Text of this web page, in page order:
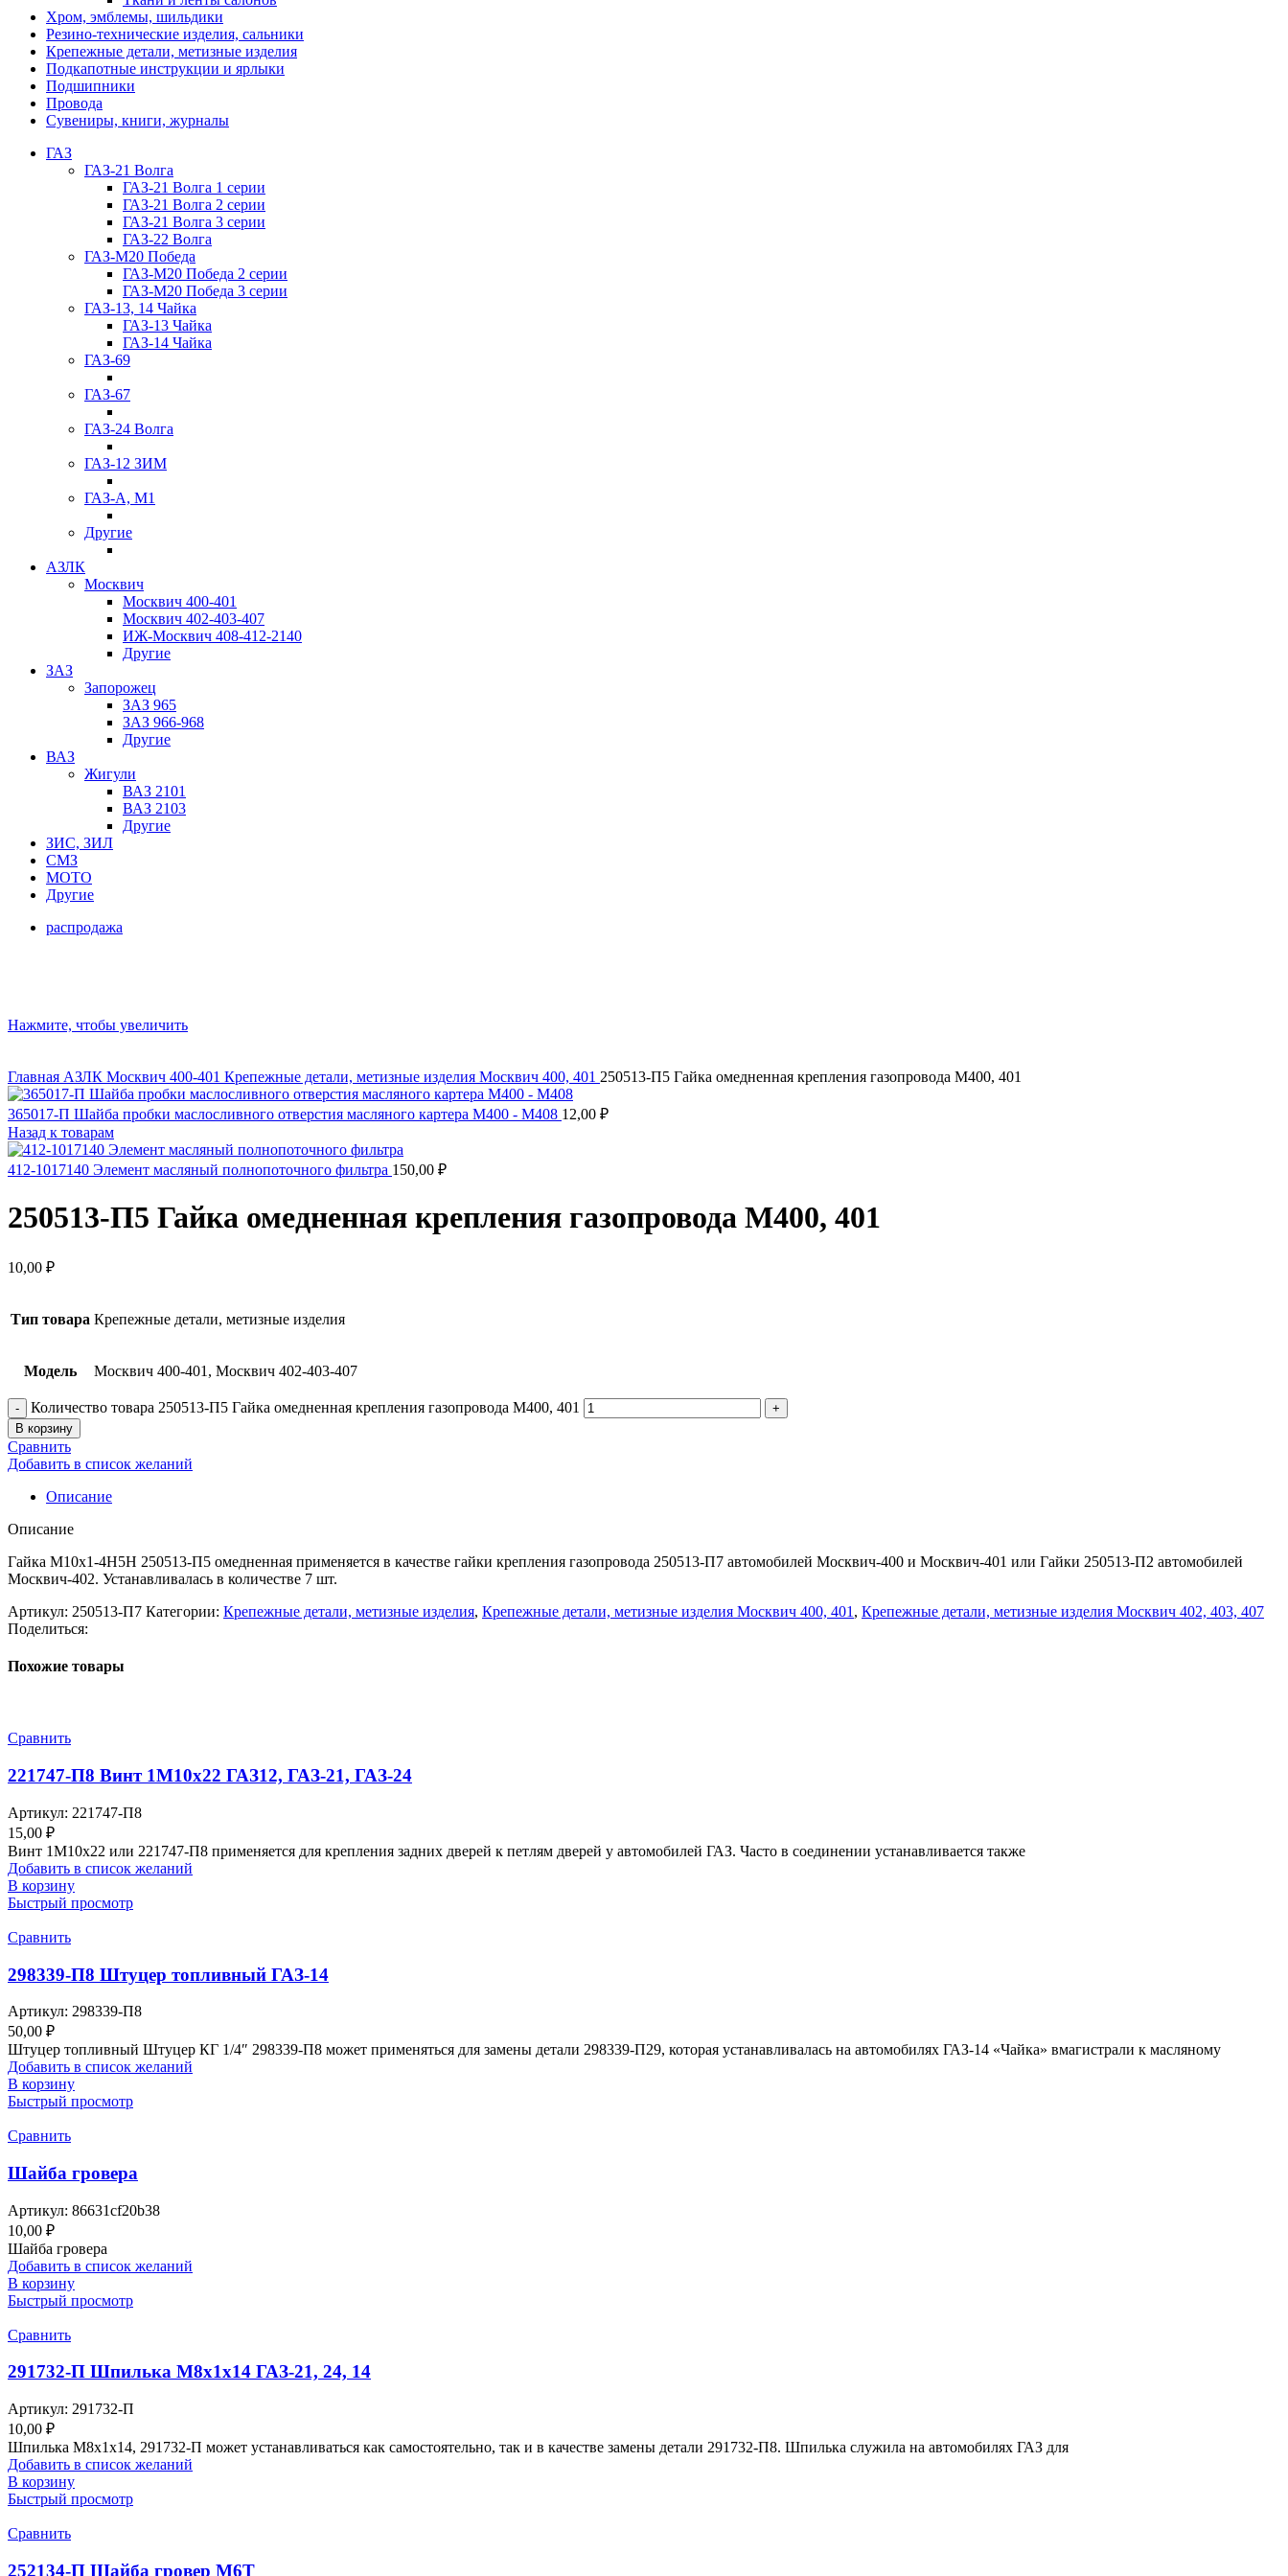
Хром, эмблемы, шильдики
Резино-технические изделия, сальники
Крепежные детали, метизные изделия
Подкапотные инструкции и ярлыки
Подшипники
Провода
Сувениры, книги, журналы
ГАЗ
ГАЗ-21 Волга
ГАЗ-21 Волга 1 серии
ГАЗ-21 Волга 2 серии
ГАЗ-21 Волга 3 серии
ГАЗ-22 Волга
ГАЗ-М20 Победа
ГАЗ-М20 Победа 2 серии
ГАЗ-М20 Победа 3 серии
ГАЗ-13, 14 Чайка
ГАЗ-13 Чайка
ГАЗ-14 Чайка
ГАЗ-69
ГАЗ-67
ГАЗ-24 Волга
ГАЗ-12 ЗИМ
ГАЗ-А, М1
Другие
АЗЛК
Москвич
Москвич 400-401
Москвич 402-403-407
ИЖ-Москвич 408-412-2140
Другие
ЗАЗ
Запорожец
ЗАЗ 965
ЗАЗ 966-968
Другие
ВАЗ
Жигули
ВАЗ 2101
ВАЗ 2103
Другие
ЗИС, ЗИЛ
СМЗ
МОТО
Другие
распродажа
Нажмите, чтобы увеличить
Главная АЗЛК Москвич 400-401 Крепежные детали, метизные изделия Москвич 400, 401 250513-П5 Гайка омедненная крепления газопровода М400, 401
365017-П Шайба пробки маслосливного отверстия масляного картера М400 - М408 12,00 ₽
Назад к товарам
412-1017140 Элемент масляный полнопоточного фильтра 150,00 ₽
250513-П5 Гайка омедненная крепления газопровода М400, 401
10,00 ₽
Тип товара Крепежные детали, метизные изделия
Модель Москвич 400-401, Москвич 402-403-407
Количество товара 250513-П5 Гайка омедненная крепления газопровода М400, 401
В корзину
Сравнить
Добавить в список желаний
Описание
Описание
Гайка М10х1-4Н5Н 250513-П5 омедненная применяется в качестве гайки крепления газопровода 250513-П7 автомобилей Москвич-400 и Москвич-401 или Гайки 250513-П2 автомобилей
Москвич-402. Устанавливалась в количестве 7 шт.
Артикул: 250513-П7 Категории: Крепежные детали, метизные изделия, Крепежные детали, метизные изделия Москвич 400, 401 , Крепежные детали, метизные изделия Москвич 402, 403, 407
Поделиться:
Похожие товары
Сравнить
221747-П8 Винт 1М10х22 ГАЗ12, ГАЗ-21, ГАЗ-24
Артикул: 221747-П8
15,00 ₽
Винт 1М10х22 или 221747-П8 применяется для крепления задних дверей к петлям дверей у автомобилей ГАЗ. Часто в соединении устанавливается также
Добавить в список желаний
В корзину
Быстрый просмотр
Сравнить
298339-П8 Штуцер топливный ГАЗ-14
Артикул: 298339-П8
50,00 ₽
Штуцер топливный Штуцер КГ 1/4″ 298339-П8 может применяться для замены детали 298339-П29, которая устанавливалась на автомобилях ГАЗ-14 «Чайка» вмагистрали к масляному
Добавить в список желаний
В корзину
Быстрый просмотр
Сравнить
Шайба гровера
Артикул: 86631cf20b38
10,00 ₽
Шайба гровера
Добавить в список желаний
В корзину
Быстрый просмотр
Сравнить
291732-П Шпилька М8х1х14 ГАЗ-21, 24, 14
Артикул: 291732-П
10,00 ₽
Шпилька М8х1х14, 291732-П может устанавливаться как самостоятельно, так и в качестве замены детали 291732-П8. Шпилька служила на автомобилях ГАЗ для
Добавить в список желаний
В корзину
Быстрый просмотр
Сравнить
252134-П Шайба гровер М6Т